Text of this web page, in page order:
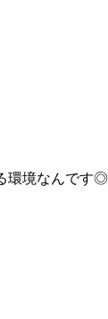
環境なんです◎